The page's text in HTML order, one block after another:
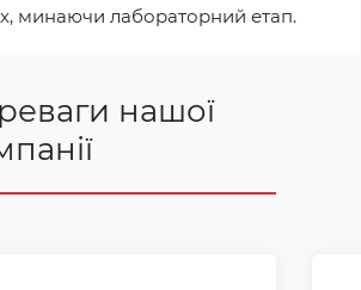
минаючи лабораторний етап.
нашої